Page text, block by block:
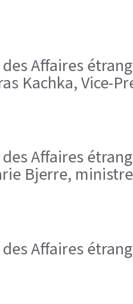
Affaires
Kachka, Vice-
Affaires
Bjerre,
Affaires